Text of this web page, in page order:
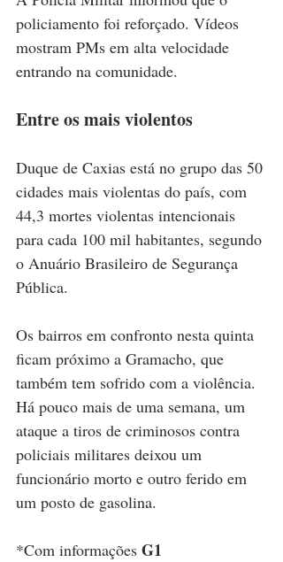
policiamento foi reforçado. Vídeos
mostram PMs em alta velocidade
entrando na comunidade.
Entre os mais violentos
Duque de Caxias está no grupo das 50
cidades mais violentas do país, com
44,3 mortes violentas intencionais
para cada 100 mil habitantes, segundo
o Anuário Brasileiro de Segurança
Pública.
Os bairros em confronto nesta quinta
ficam próximo a Gramacho, que
também tem sofrido com a violência.
Há pouco mais de uma semana, um
ataque a tiros de criminosos contra
policiais militares deixou um
funcionário morto e outro ferido em
um posto de gasolina.
*Com informações G1